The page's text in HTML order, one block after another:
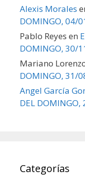
Alexis Morales
DOMINGO, 04/
Pablo Reyes en
DOMINGO, 30/
Mariano
DOMINGO, 31/
Angel García
DEL
Categorías